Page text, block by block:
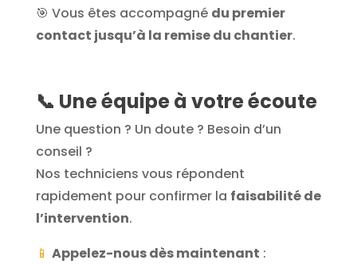
🎯 Vous êtes accompagné du premier
contact jusqu’à la remise du chantier.
📞 Une équipe à votre écoute
Une question ? Un doute ? Besoin d’un
conseil ?
Nos techniciens vous répondent
rapidement pour confirmer la faisabilité de
l’intervention.
📱 Appelez-nous dès maintenant :